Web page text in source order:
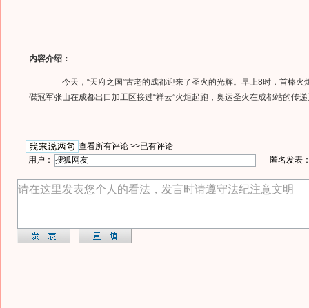
内容介绍：
今天，“天府之国”古老的成都迎来了圣火的光辉。早上8时，首棒火
碟冠军张山在成都出口加工区接过“祥云”火炬起跑，奥运圣火在成都站的传
查看所有评论 >>已有评论
用户：
匿名发表